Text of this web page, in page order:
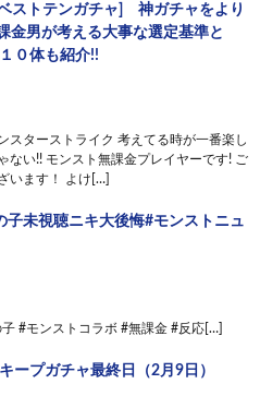
ストテンガチャ] 神ガチャをより
金男が考える大事な選定基準と
０体も紹介!!
スターストライク 考えてる時が一番楽し
ない!! モンスト無課金プレイヤーです! ご
います！ よけ[…]
子未視聴ニキ大後悔#モンストニュ
#モンストコラボ #無課金 #反応[…]
ープガチャ最終日（2月9日）